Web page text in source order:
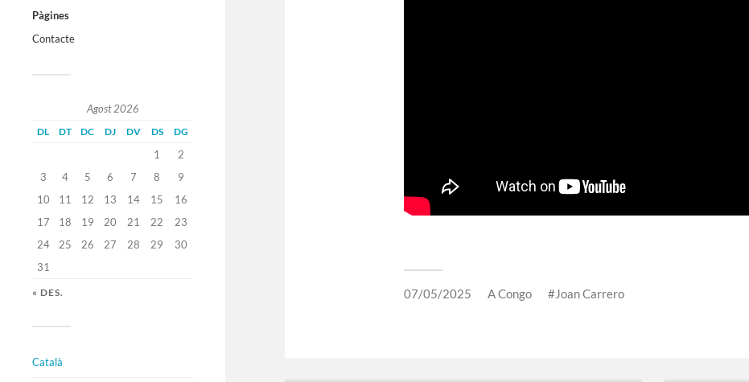
Pàgines
Contacte
Agost 2026
DL DT DC DJ DV DS DG
1
2
3
4 5 6 7 8
9
10
11 12 13 14 15
16
17
18 19 20 21 22
23
24
25 26 27 28 29
30
31
« DES.
Català
07/05/2025 ACongo Joan Carrero